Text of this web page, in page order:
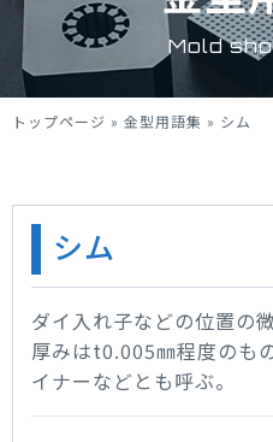
Mold
トップページ » 金型用語集 » シム
シム
ダイ入れ子などの位置の
厚みはt0.005㎜程度のも
イナーなどとも呼ぶ。